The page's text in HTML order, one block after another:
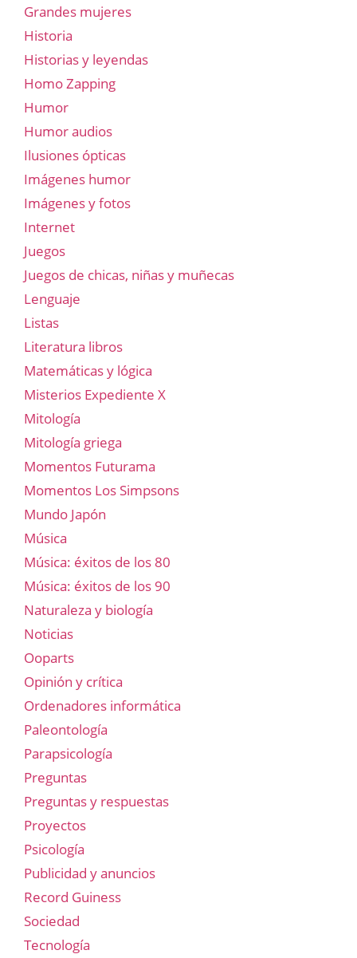
Grandes mujeres
Historia
Historias y leyendas
Homo Zapping
Humor
Humor audios
Ilusiones ópticas
Imágenes humor
Imágenes y fotos
Internet
Juegos
Juegos de chicas, niñas y muñecas
Lenguaje
Listas
Literatura libros
Matemáticas y lógica
Misterios Expediente X
Mitología
Mitología griega
Momentos Futurama
Momentos Los Simpsons
Mundo Japón
Música
Música: éxitos de los 80
Música: éxitos de los 90
Naturaleza y biología
Noticias
Ooparts
Opinión y crítica
Ordenadores informática
Paleontología
Parapsicología
Preguntas
Preguntas y respuestas
Proyectos
Psicología
Publicidad y anuncios
Record Guiness
Sociedad
Tecnología